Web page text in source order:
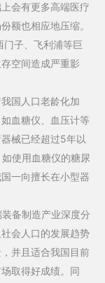
会有更多高端医疗
额也相应地压缩。
门子、飞利浦等巨
空间造成严重影
国人口老龄化加
血糖仪、血压计等
械已经超过5年以
使用血糖仪的糖尿
一向擅长在小型器
备制造产业深度分
会人口的发展趋势
并且适合我国目前
取得好成绩。同